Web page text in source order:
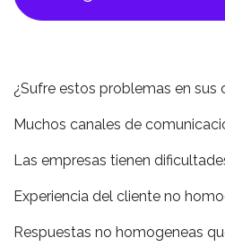
¿Sufre estos problemas en sus
Muchos canales de
Las empresas tienen
Experiencia del cliente no
Respuestas no homogeneas